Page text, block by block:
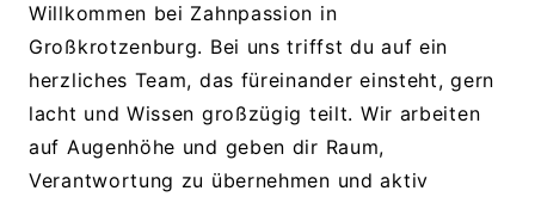
Willkommen bei Zahnpassion in
Großkrotzenburg. Bei uns triffst du auf ein
herzliches Team, das füreinander einsteht, gern
lacht und Wissen großzügig teilt. Wir arbeiten
auf Augenhöhe und geben dir Raum,
Verantwortung zu übernehmen und aktiv